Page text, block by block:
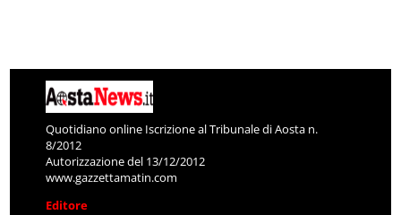
Quotidiano online Iscrizione al Tribunale di Aosta n.
8/2012
Autorizzazione del 13/12/2012
www.gazzettamatin.com
Editore